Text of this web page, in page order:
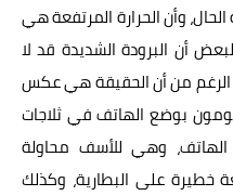
وأن الحرارة المرتفعة هي
أن البرودة الشديدة قد لا
من أن الحقيقة هي عكس
بوضع الهاتف في ثلاجات
الهاتف، وهي للأسف محاولة
خطيرة على البطارية، وكذلك